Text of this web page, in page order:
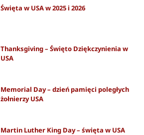
Święta w USA w 2025 i 2026
Thanksgiving – Święto Dziękczynienia w
USA
Memorial Day – dzień pamięci poległych
żołnierzy USA
Martin Luther King Day – święta w USA